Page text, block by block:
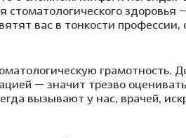
здоровья
вас в тонкости профессии,
грамотность.
— значит трезво
вызывают у нас, врачей,